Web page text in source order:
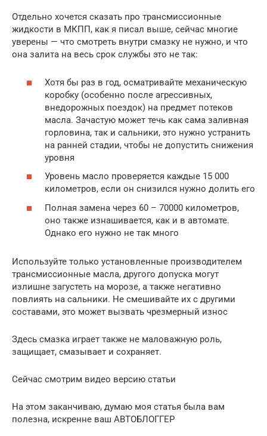
Отдельно хочется сказать про трансмиссионные
жидкости в МКПП, как я писал выше, сейчас многие
уверены — что смотреть внутри смазку не нужно, и что
она залита на весь срок службы это не так:
Хотя бы раз в год, осматривайте механическую
коробку (особенно после агрессивных,
внедорожных поездок) на предмет потеков
масла. Зачастую может течь как сама заливная
горловина, так и сальники, это нужно устранить
на ранней стадии, чтобы не допустить снижения
уровня
Уровень масло проверяется каждые 15 000
километров, если он снизился нужно долить его
Полная замена через 60 – 70000 километров,
оно также изнашивается, как и в автомате.
Однако его нужно не так много
Используйте только установленные производителем
трансмиссионные масла, другого допуска могут
излишне загустеть на морозе, а также негативно
повлиять на сальники. Не смешивайте их с другими
составами, это может вызвать чрезмерный износ
Здесь смазка играет также не маловажную роль,
защищает, смазывает и сохраняет.
Сейчас смотрим видео версию статьи
На этом заканчиваю, думаю моя статья была вам
полезна, искренне ваш АВТОБЛОГГЕР